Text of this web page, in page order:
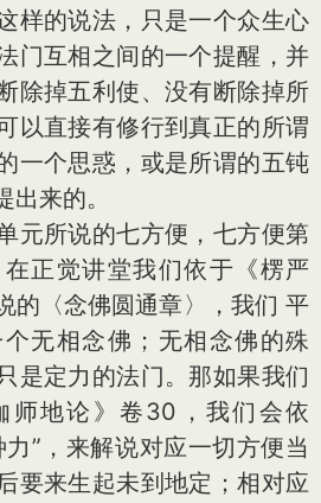
样的说法，只是一个众生心
门互相之间的一个提醒，并
除掉五利使、没有断除掉所
以直接有修行到真正的所谓
一个思惑，或是所谓的五钝
来的。
所说的七方便，七方便第
正觉讲堂我们依于《楞严
的〈念佛圆通章〉，我们 平
无相念佛；无相念佛的殊
是定力的法门。那如果我们
师地论》卷30，我们会依
”，来解说对应一切方便当
要来生起未到地定；相对应